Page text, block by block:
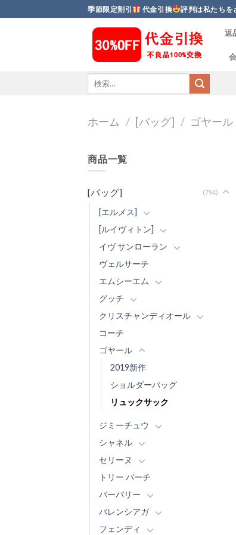
to
季節限定割引 代金引換 評判は私たちを
返
ホーム / [バッグ] / ゴヤール
商品一覧
[バッグ] (794)
[エルメス]
[ルイヴィトン]
イヴ サンローラン
ヴェルサーチ
エムシーエム
グッチ
クリスチャンディオール
コーチ
ゴヤール
2019新作
ショルダーバッグ
リュックサック
ジミーチュウ
シャネル
セリーヌ
トリー バーチ
バーバリー
バレンシアガ
フェンディ